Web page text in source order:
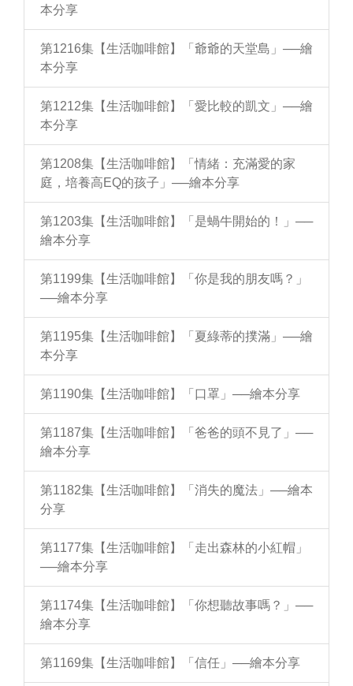
本分享
第1216集【生活咖啡館】「爺爺的天堂島」──繪
本分享
第1212集【生活咖啡館】「愛比較的凱文」──繪
本分享
第1208集【生活咖啡館】「情緒：充滿愛的家
庭，培養高EQ的孩子」──繪本分享
第1203集【生活咖啡館】「是蝸牛開始的！」──
繪本分享
第1199集【生活咖啡館】「你是我的朋友嗎？」
──繪本分享
第1195集【生活咖啡館】「夏綠蒂的撲滿」──繪
本分享
第1190集【生活咖啡館】「口罩」──繪本分享
第1187集【生活咖啡館】「爸爸的頭不見了」──
繪本分享
第1182集【生活咖啡館】「消失的魔法」──繪本
分享
第1177集【生活咖啡館】「走出森林的小紅帽」
──繪本分享
第1174集【生活咖啡館】「你想聽故事嗎？」──
繪本分享
第1169集【生活咖啡館】「信任」──繪本分享